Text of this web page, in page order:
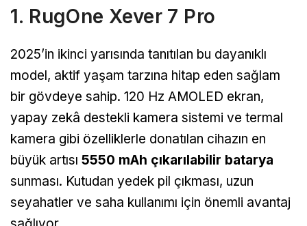
1. RugOne Xever 7 Pro
2025’in ikinci yarısında tanıtılan bu dayanıklı
model, aktif yaşam tarzına hitap eden sağlam
bir gövdeye sahip. 120 Hz AMOLED ekran,
yapay zekâ destekli kamera sistemi ve termal
kamera gibi özelliklerle donatılan cihazın en
büyük artısı 5550 mAh çıkarılabilir batarya
sunması. Kutudan yedek pil çıkması, uzun
seyahatler ve saha kullanımı için önemli avantaj